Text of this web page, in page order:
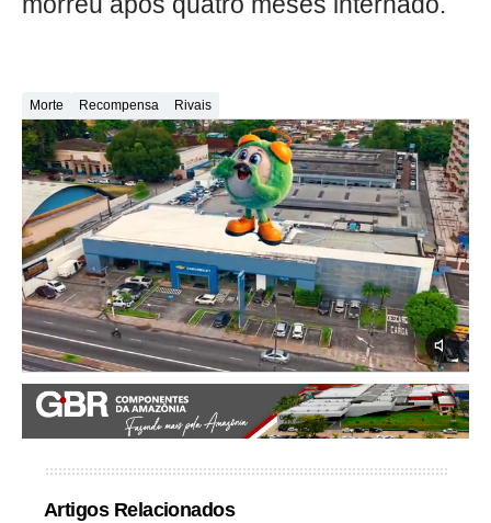
Morte Recompensa Rivais
Artigos Relacionados